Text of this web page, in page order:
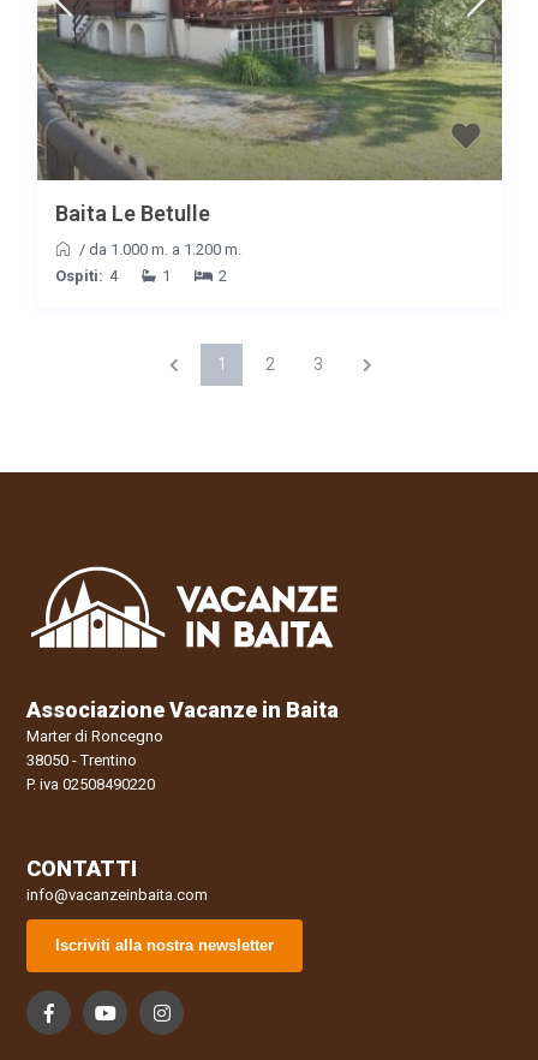
Baita Le Betulle
/ da 1.000 m. a 1.200 m.
Ospiti: 4 1 2
1 2 3
Associazione Vacanze in Baita
Marter di Roncegno
38050 - Trentino
P. iva 02508490220
CONTATTI
info@vacanzeinbaita.com
Iscriviti alla nostra newsletter